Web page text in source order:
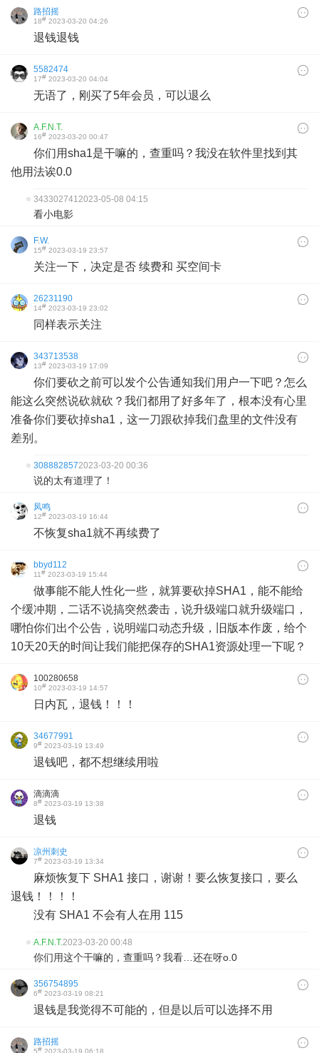
路招摇
18# 2023-03-20 04:26
退钱退钱
5582474
17# 2023-03-20 04:04
无语了，刚买了5年会员，可以退么
A.F.N.T.
16# 2023-03-20 00:47
你们用sha1是干嘛的，查重吗？我没在软件里找到其
他用法诶0.0
3433027412023-05-08 04:15
看小电影
F.W.
15# 2023-03-19 23:57
关注一下，决定是否 续费和 买空间卡
26231190
14# 2023-03-19 23:02
同样表示关注
343713538
13# 2023-03-19 17:09
你们要砍之前可以发个公告通知我们用户一下吧？怎么
能这么突然说砍就砍？我们都用了好多年了，根本没有心里
准备你们要砍掉sha1，这一刀跟砍掉我们盘里的文件没有
差别。
3088828572023-03-20 00:36
说的太有道理了！
凤鸣
12# 2023-03-19 16:44
不恢复sha1就不再续费了
bbyd112
11# 2023-03-19 15:44
做事能不能人性化一些，就算要砍掉SHA1，能不能给
个缓冲期，二话不说搞突然袭击，说升级端口就升级端口，
哪怕你们出个公告，说明端口动态升级，旧版本作废，给个
10天20天的时间让我们能把保存的SHA1资源处理一下呢？
100280658
10# 2023-03-19 14:57
日内瓦，退钱！！！
34677991
9# 2023-03-19 13:49
退钱吧，都不想继续用啦
滴滴滴
8# 2023-03-19 13:38
退钱
凉州刺史
7# 2023-03-19 13:34
麻烦恢复下 SHA1 接口，谢谢！要么恢复接口，要么
退钱！！！！
没有 SHA1 不会有人在用 115
A.F.N.T.2023-03-20 00:48
你们用这个干嘛的，查重吗？我看…还在呀o.0
356754895
6# 2023-03-19 08:21
退钱是我觉得不可能的，但是以后可以选择不用
路招摇
5# 2023-03-19 06:18